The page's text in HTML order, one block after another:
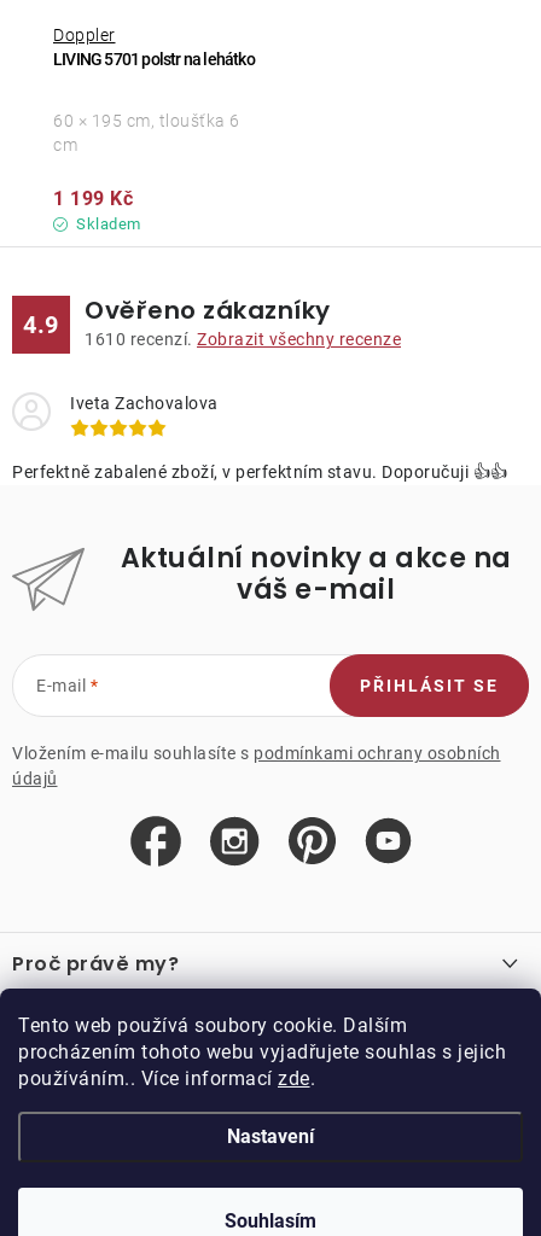
Tento web používá soubory cookie. Dalším
procházením tohoto webu vyjadřujete souhlas s jejich
používáním.. Více informací zde.
Nastavení
Souhlasím
LIVING 5701 polstr na lehátko
Doppler
Skladem
1 199 Kč
60 × 195 cm, tloušťka 6
cm
4.9 Ověřeno zákazníky
1610 recenzí. Zobrazit všechny recenze
Iveta Zachovalova
Perfektně zabalené zboží, v perfektním stavu. Doporučuji 👍👍
Aktuální novinky a akce na
váš e-mail
E-mail
Vložením e-mailu souhlasíte s podmínkami ochrany osobních
údajů
PŘIHLÁSIT SE
á
p
a
Proč právě my?
Recenze
Důležité odkazy
Velkoobchod
Vzorková prodejna
Kariéra
Blog
O nákupu
Obchodní podmínky
Podmínky věrnostního programu
Doppler CZ spol. s.r.o.,
DOPPLER CZ spol. s r.o.. Všechna práva vyhrazena.